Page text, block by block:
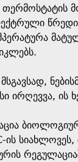
ირღევვა, ის